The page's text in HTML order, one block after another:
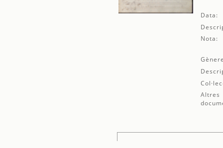
Data:
Nota:
Altres